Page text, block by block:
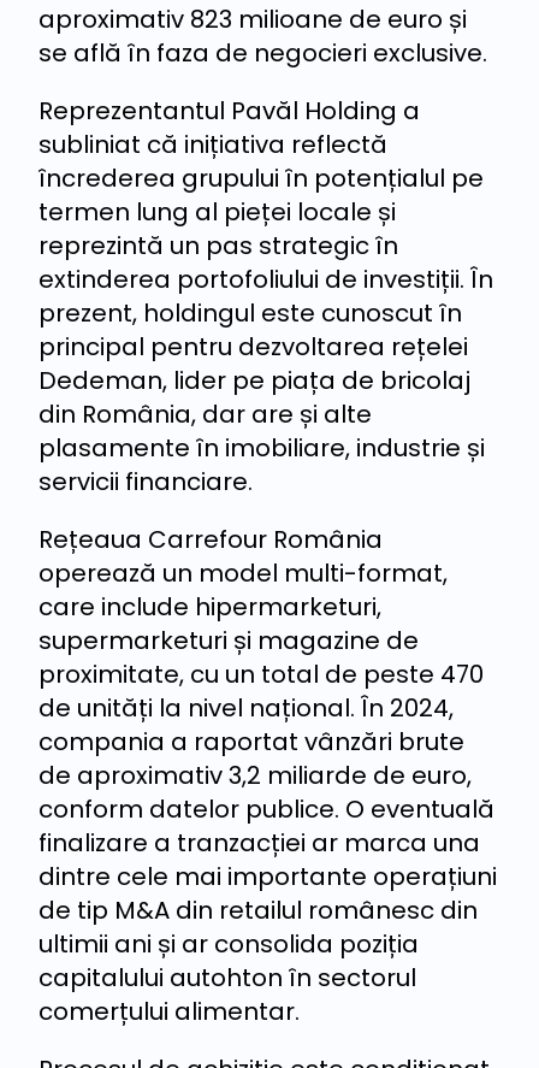
aproximativ 823 milioane de euro și
se află în faza de negocieri exclusive.
Reprezentantul Pavăl Holding a
subliniat că inițiativa reflectă
încrederea grupului în potențialul pe
termen lung al pieței locale și
reprezintă un pas strategic în
extinderea portofoliului de investiții. În
prezent, holdingul este cunoscut în
principal pentru dezvoltarea rețelei
Dedeman, lider pe piața de bricolaj
din România, dar are și alte
plasamente în imobiliare, industrie și
servicii financiare.
Rețeaua Carrefour România
operează un model multi-format,
care include hipermarketuri,
supermarketuri și magazine de
proximitate, cu un total de peste 470
de unități la nivel național. În 2024,
compania a raportat vânzări brute
de aproximativ 3,2 miliarde de euro,
conform datelor publice. O eventuală
finalizare a tranzacției ar marca una
dintre cele mai importante operațiuni
de tip M&A din retailul românesc din
ultimii ani și ar consolida poziția
capitalului autohton în sectorul
comerțului alimentar.